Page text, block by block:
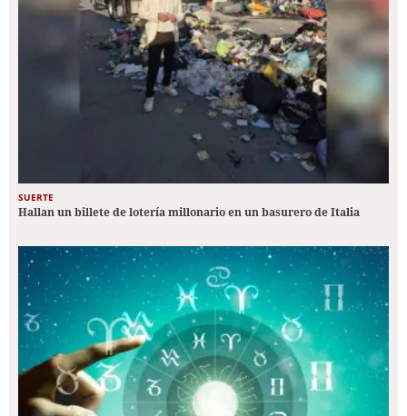
SUERTE
Hallan un billete de lotería millonario en un basurero de Italia